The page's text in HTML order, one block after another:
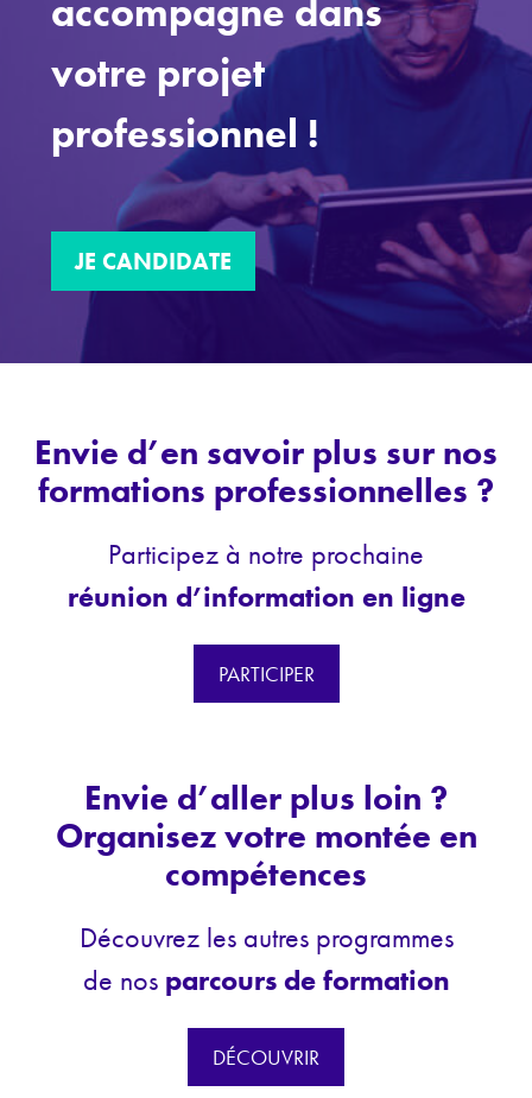
accompagne dans
votre projet
professionnel !
JE CANDIDATE
Envie d’en savoir plus sur nos
formations professionnelles ?
Participez à notre prochaine
réunion d’information en ligne
PARTICIPER
Envie d’aller plus loin ?
Organisez votre montée en
compétences
Découvrez les autres programmes
de nos parcours de formation
DÉCOUVRIR